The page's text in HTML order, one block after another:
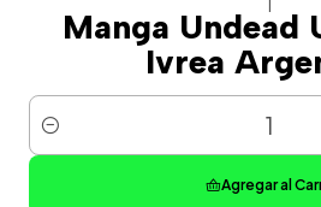
Manga Undead
Ivrea
Cantidad
Agregar al